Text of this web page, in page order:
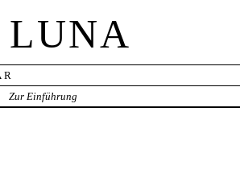
LUNA
Zur Einführung